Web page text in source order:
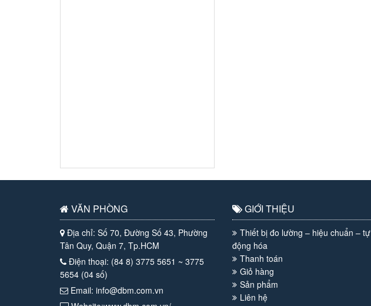
VĂN PHÒNG
Địa chỉ: Số 70, Đường Số 43, Phường
Tân Quy, Quận 7, Tp.HCM
Điện thoại: (84 8) 3775 5651 ~ 3775
5654 (04 số)
Email: info@dbm.com.vn
GIỚI THIỆU
Thiết bị đo lường – hiệu chuẩn – tự
động hóa
Thanh toán
Giỏ hàng
Sản phẩm
Liên hệ